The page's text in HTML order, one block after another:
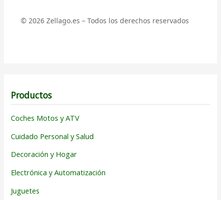
Productos
Coches Motos y ATV
Cuidado Personal y Salud
Decoración y Hogar
Electrónica y Automatización
Juguetes
© 2026 Zellago.es – Todos los derechos reservados